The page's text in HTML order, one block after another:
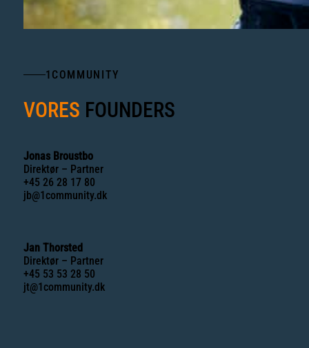
1COMMUNITY
VORES FOUNDERS
Jonas Broustbo
Direktør – Partner
+45 26 28 17 80
jb@1community.dk
Jan Thorsted
Direktør – Partner
+45 53 53 28 50
jt@1community.dk